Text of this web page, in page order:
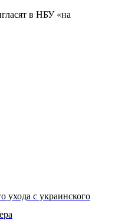
в НБУ «на
ухода с украинского